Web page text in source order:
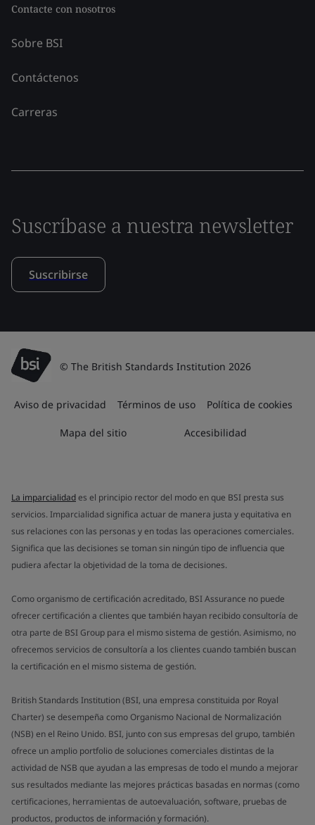
Contacte con nosotros
Sobre BSI
Contáctenos
Carreras
Suscríbase a nuestra newsletter
Suscribirse
© The British Standards Institution 2026
Aviso de privacidad Términos de uso Política de cookies
Mapa del sitio Accesibilidad
La imparcialidades el principio rector del modo en que BSI presta sus
servicios. Imparcialidad significa actuar de manera justa y equitativa en
sus relaciones con las personas y en todas las operaciones comerciales.
Significa que las decisiones se toman sin ningún tipo de influencia que
pudiera afectar la objetividad de la toma de decisiones.
Como organismo de certificación acreditado, BSI Assurance no puede
ofrecer certificación a clientes que también hayan recibido consultoría de
otra parte de BSI Group para el mismo sistema de gestión. Asimismo, no
ofrecemos servicios de consultoría a los clientes cuando también buscan
la certificación en el mismo sistema de gestión.
British Standards Institution (BSI, una empresa constituida por Royal
Charter) se desempeña como Organismo Nacional de Normalización
(NSB) en el Reino Unido. BSI, junto con sus empresas del grupo, también
ofrece un amplio portfolio de soluciones comerciales distintas de la
actividad de NSB que ayudan a las empresas de todo el mundo a mejorar
sus resultados mediante las mejores prácticas basadas en normas (como
certificaciones, herramientas de autoevaluación, software, pruebas de
productos, productos de información y formación).